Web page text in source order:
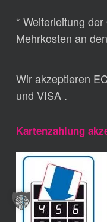
* Weiterleitung der
Mehrkosten an
Wir akzeptieren
und VISA .
Kartenzahlung